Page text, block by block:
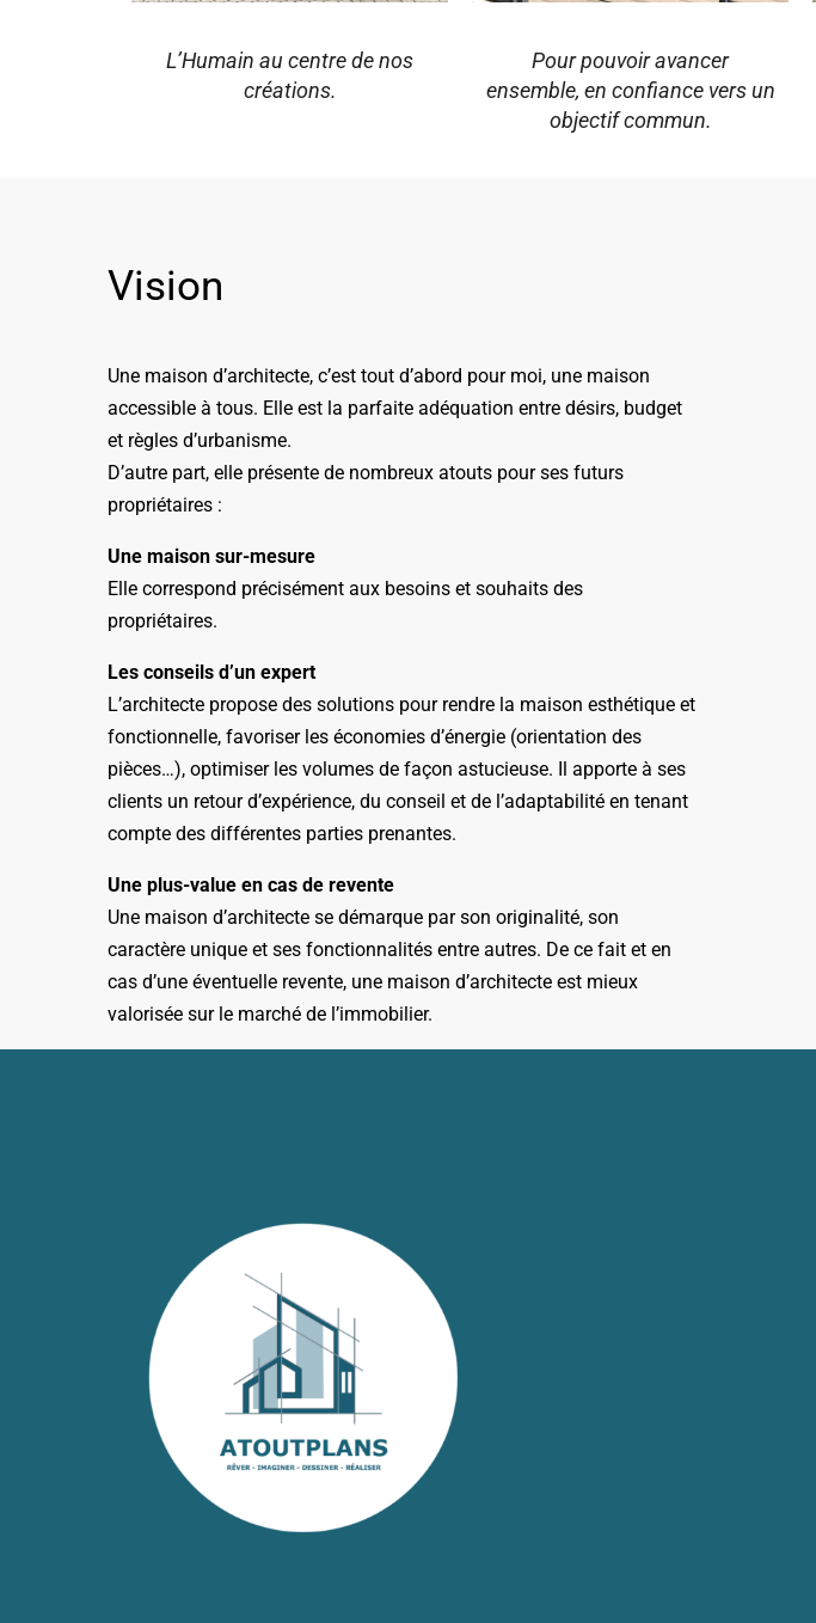
L’Humain au centre de nos
créations.
Pour pouvoir avancer
ensemble, en confiance vers un
objectif commun.
Vision
Une maison d’architecte, c’est tout d’abord pour moi, une maison
accessible à tous. Elle est la parfaite adéquation entre désirs, budget
et règles d’urbanisme.
D’autre part, elle présente de nombreux atouts pour ses futurs
propriétaires :
Une maison sur-mesure
Elle correspond précisément aux besoins et souhaits des
propriétaires.
Les conseils d’un expert
L’architecte propose des solutions pour rendre la maison esthétique et
fonctionnelle, favoriser les économies d’énergie (orientation des
pièces…), optimiser les volumes de façon astucieuse. Il apporte à ses
clients un retour d’expérience, du conseil et de l’adaptabilité en tenant
compte des différentes parties prenantes.
Une plus-value en cas de revente
Une maison d’architecte se démarque par son originalité, son
caractère unique et ses fonctionnalités entre autres. De ce fait et en
cas d’une éventuelle revente, une maison d’architecte est mieux
valorisée sur le marché de l’immobilier.